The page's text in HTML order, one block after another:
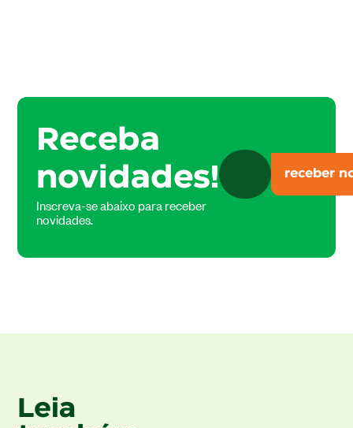
Receba
novidades!
Inscreva-se abaixo para receber
novidades.
Leia